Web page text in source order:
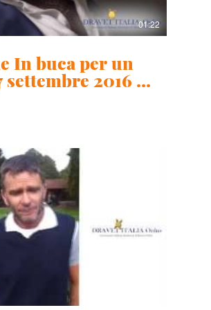
01:22
In buca per un
settembre 2016 -